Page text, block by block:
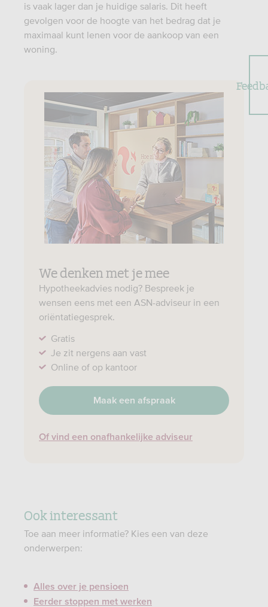
is vaak lager dan je huidige salaris. Dit heeft
gevolgen voor de hoogte van het bedrag dat je
maximaal kunt lenen voor de aankoop van een
woning.
We denken met je mee
Hypotheekadvies nodig? Bespreek je
wensen eens met een ASN-adviseur in een
oriëntatiegesprek.
Gratis
Je zit nergens aan vast
Online of op kantoor
Maak een afspraak
Of vind een onafhankelijke adviseur
Ook interessant
Toe aan meer informatie? Kies een van deze
onderwerpen:
Alles over je pensioen
Eerder stoppen met werken